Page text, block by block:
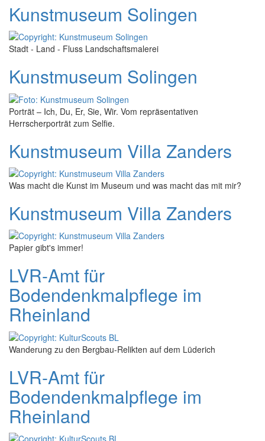
Kunstmuseum Solingen
Stadt - Land - Fluss Landschaftsmalerei
Kunstmuseum Solingen
Porträt – Ich, Du, Er, Sie, Wir. Vom repräsentativen
Herrscherporträt zum Selfie.
Kunstmuseum Villa Zanders
Was macht die Kunst im Museum und was macht das mit mir?
Kunstmuseum Villa Zanders
Papier gibt's immer!
LVR-Amt für
Bodendenkmalpflege im
Rheinland
Wanderung zu den Bergbau-Relikten auf dem Lüderich
LVR-Amt für
Bodendenkmalpflege im
Rheinland